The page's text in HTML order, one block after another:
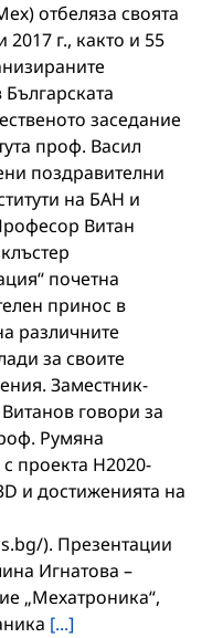
отбеляза своята
г., както и 55
заседание
проф. Васил
поздравителни
на БАН и
Витан
почетна
принос в
различните
за своите
Заместник-
говори за
Румяна
проекта H2020-
и достиженията на
). Презентации
Игнатова –
„Мехатроника“,
[...]